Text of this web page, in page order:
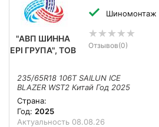
"АВП ШИННА
ЕРІ ГРУПА", ТОВ
Шиномонтаж
Отзывов(0)
235/65R18 106T SAILUN ICE
BLAZER WST2 Китай Год 2025
Страна:
Год: 2025
Актуальность 08.08.26